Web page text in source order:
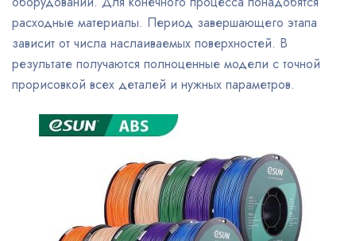
расходные материалы. Период завершающего этапа
зависит от числа наслаиваемых поверхностей. В
результате получаются полноценные модели с точной
прорисовкой всех деталей и нужных параметров.